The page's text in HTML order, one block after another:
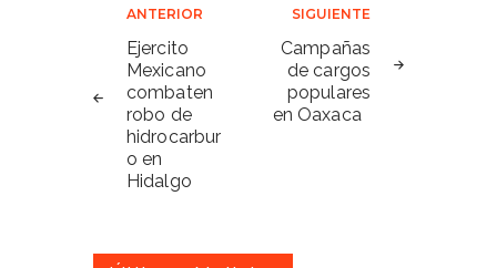
Navegación
de
entradas
ANTERIOR
Ejercito
Mexicano
combaten
robo de
hidrocarbur
o en
Hidalgo
SIGUIENTE
Campañas
de cargos
populares
en Oaxaca